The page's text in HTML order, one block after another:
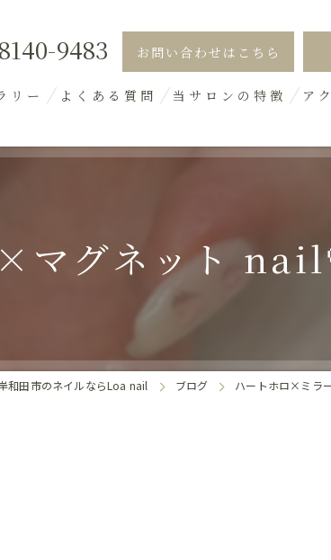
9483 お問い合わせはこちら
リー よくある質問 当サロンの特徴
シンプル
デザイン
ア
マグネット
和田市のネイルならLoa nail ブログ ハートホロ×ミラ